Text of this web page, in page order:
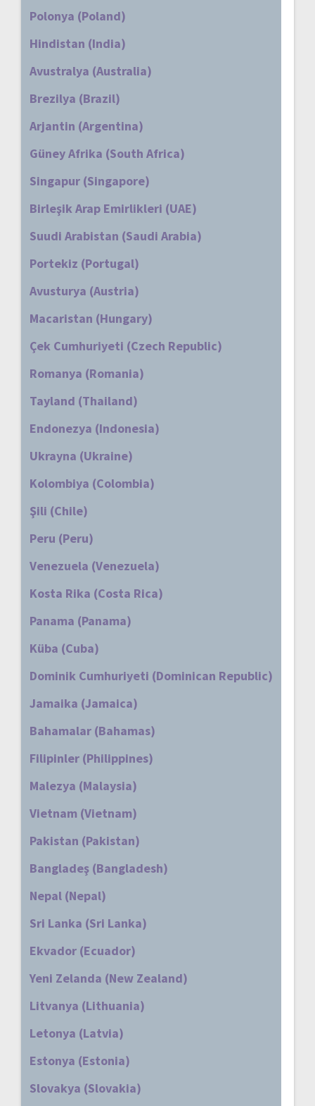
Polonya (Poland)
Hindistan (India)
Avustralya (Australia)
Brezilya (Brazil)
Arjantin (Argentina)
Güney Afrika (South Africa)
Singapur (Singapore)
Birleşik Arap Emirlikleri (UAE)
Suudi Arabistan (Saudi Arabia)
Portekiz (Portugal)
Avusturya (Austria)
Macaristan (Hungary)
Çek Cumhuriyeti (Czech Republic)
Romanya (Romania)
Tayland (Thailand)
Endonezya (Indonesia)
Ukrayna (Ukraine)
Kolombiya (Colombia)
Şili (Chile)
Peru (Peru)
Venezuela (Venezuela)
Kosta Rika (Costa Rica)
Panama (Panama)
Küba (Cuba)
Dominik Cumhuriyeti (Dominican Republic)
Jamaika (Jamaica)
Bahamalar (Bahamas)
Filipinler (Philippines)
Malezya (Malaysia)
Vietnam (Vietnam)
Pakistan (Pakistan)
Bangladeş (Bangladesh)
Nepal (Nepal)
Sri Lanka (Sri Lanka)
Ekvador (Ecuador)
Yeni Zelanda (New Zealand)
Litvanya (Lithuania)
Letonya (Latvia)
Estonya (Estonia)
Slovakya (Slovakia)